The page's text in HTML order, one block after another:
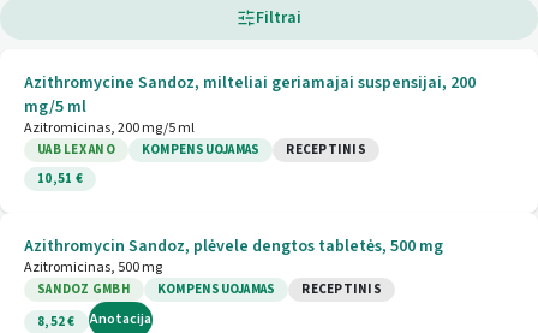
Filtrai
Azithromycine Sandoz, milteliai geriamajai suspensijai, 200
mg/5 ml
Azitromicinas, 200 mg/5 ml
UAB LEX ANO KOMPENSUOJAMAS
RECEPTINIS
10,51 €
Azithromycin Sandoz, plėvele dengtos tabletės, 500 mg
Azitromicinas, 500 mg
SANDOZ GMBH KOMPENSUOJAMAS
RECEPTINIS
8,52 €
Anotacija